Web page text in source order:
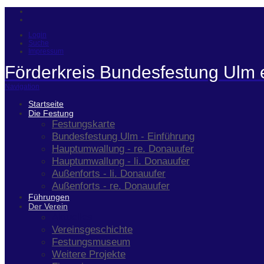
Login
Suche
Impressum
Förderkreis Bundesfestung Ulm
Navigation
Startseite
Die Festung
Festungskarte
Bundesfestung Ulm - Einführung
Hauptumwallung - re. Donauufer
Hauptumwallung - li. Donauufer
Außenforts - li. Donauufer
Außenforts - re. Donauufer
Führungen
Der Verein
Vereinsgeschichte
Festungsmuseum
Weitere Projekte